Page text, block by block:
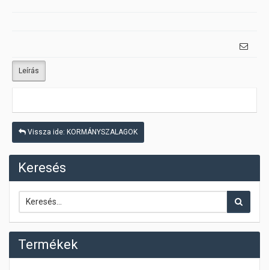
Leírás
Vissza ide: KORMÁNYSZALAGOK
Keresés
Termékek